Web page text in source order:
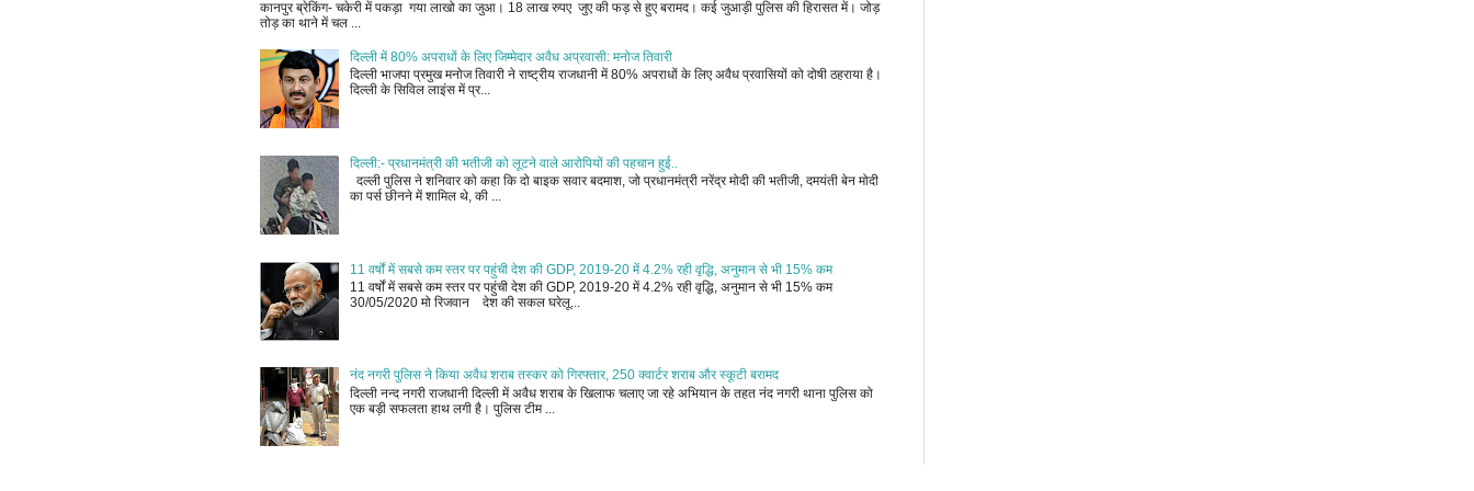
कानपुर ब्रेकिंग- चकेरी में पकड़ा गया लाखो का जुआ। 18 लाख रुपए जुए की फड़ से हुए बरामद। कई जुआड़ी पुलिस की हिरासत में। जोड़
तोड़ का थाने में चल ...
दिल्ली में 80% अपराधों के लिए जिम्मेदार अवैध अप्रवासी: मनोज तिवारी
दिल्ली भाजपा प्रमुख मनोज तिवारी ने राष्ट्रीय राजधानी में 80% अपराधों के लिए अवैध प्रवासियों को दोषी ठहराया है।
दिल्ली के सिविल लाइंस में प्र...
दिल्ली:- प्रधानमंत्री की भतीजी को लूटने वाले आरोपियों की पहचान हुई..
दल्ली पुलिस ने शनिवार को कहा कि दो बाइक सवार बदमाश, जो प्रधानमंत्री नरेंद्र मोदी की भतीजी, दमयंती बेन मोदी
का पर्स छीनने में शामिल थे, की ...
11 वर्षों में सबसे कम स्तर पर पहुंची देश की GDP, 2019-20 में 4.2% रही वृद्धि, अनुमान से भी 15% कम
11 वर्षों में सबसे कम स्तर पर पहुंची देश की GDP, 2019-20 में 4.2% रही वृद्धि, अनुमान से भी 15% कम
30/05/2020 मो रिजवान देश की सकल घरेलू...
नंद नगरी पुलिस ने किया अवैध शराब तस्कर को गिरफ्तार, 250 क्वार्टर शराब और स्कूटी बरामद
दिल्ली नन्द नगरी राजधानी दिल्ली में अवैध शराब के खिलाफ चलाए जा रहे अभियान के तहत नंद नगरी थाना पुलिस को
एक बड़ी सफलता हाथ लगी है। पुलिस टीम ...